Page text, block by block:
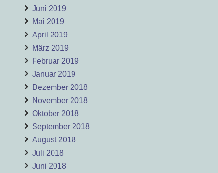
Juni 2019
Mai 2019
April 2019
März 2019
Februar 2019
Januar 2019
Dezember 2018
November 2018
Oktober 2018
September 2018
August 2018
Juli 2018
Juni 2018